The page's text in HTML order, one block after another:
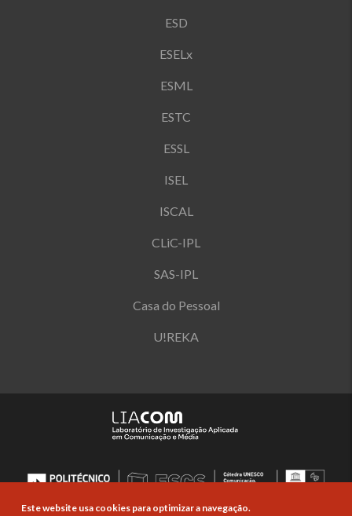
ESD
ESELx
ESML
ESTC
ESSL
ISEL
ISCAL
CLiC-IPL
SAS-IPL
Casa do Pessoal
U!REKA
Este website usa cookies para optimizar a navegação.